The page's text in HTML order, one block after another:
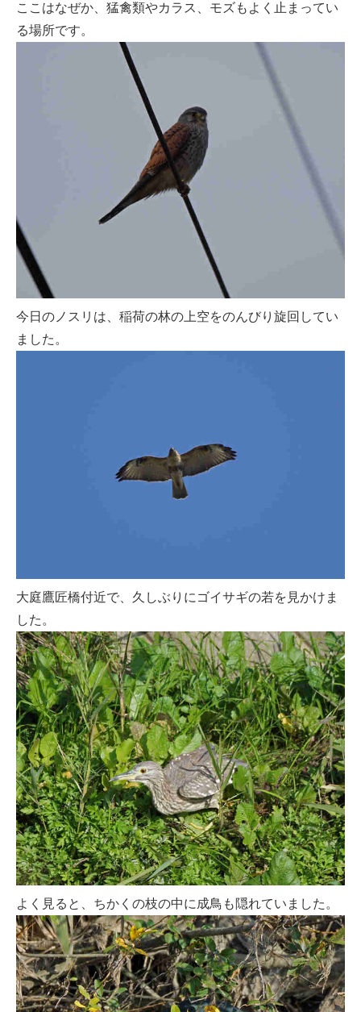
ここはなぜか、猛禽類やカラス、モズもよく止まってい
る場所です。
今日のノスリは、稲荷の林の上空をのんびり旋回してい
ました。
大庭鷹匠橋付近で、久しぶりにゴイサギの若を見かけま
した。
よく見ると、ちかくの枝の中に成鳥も隠れていました。